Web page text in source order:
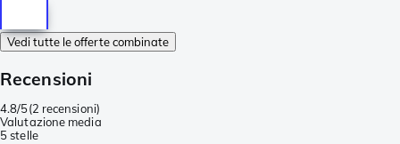
Vedi tutte le offerte combinate
Recensioni
4.8/5(2 recensioni)
Valutazione media
5 stelle